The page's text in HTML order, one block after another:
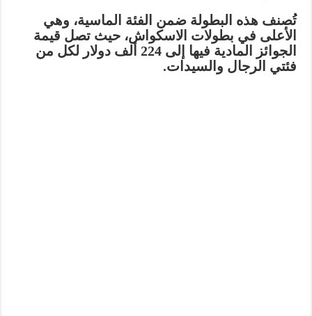
تُصنف هذه البطولة ضمن الفئة الماسية، وهي
الأعلى في بطولات الاسكواش، حيث تصل قيمة
الجوائز المادية فيها إلى224 ألف دولار
لكل من
فئتي الرجال والسيدات.